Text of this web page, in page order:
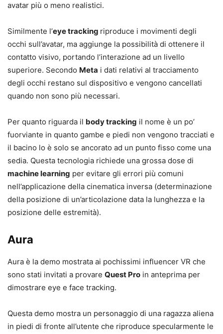
avatar più o meno realistici.
Similmente l’eye tracking riproduce i movimenti degli
occhi sull’avatar, ma aggiunge la possibilità di ottenere il
contatto visivo, portando l’interazione ad un livello
superiore. Secondo Meta i dati relativi al tracciamento
degli occhi restano sul dispositivo e vengono cancellati
quando non sono più necessari.
Per quanto riguarda il body tracking il nome è un po’
fuorviante in quanto gambe e piedi non vengono tracciati e
il bacino lo è solo se ancorato ad un punto fisso come una
sedia. Questa tecnologia richiede una grossa dose di
machine learning per evitare gli errori più comuni
nell’applicazione della cinematica inversa (determinazione
della posizione di un’articolazione data la lunghezza e la
posizione delle estremità).
Aura
Aura è la demo mostrata ai pochissimi influencer VR che
sono stati invitati a provare Quest Pro in anteprima per
dimostrare eye e face tracking.
Questa demo mostra un personaggio di una ragazza aliena
in piedi di fronte all’utente che riproduce specularmente le